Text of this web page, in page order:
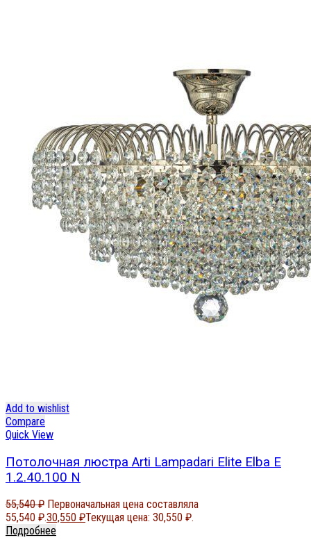
Add to wishlist
Compare
Quick View
Потолочная люстра Arti Lampadari Elite Elba E
1.2.40.100 N
55,540₽ Первоначальная цена составляла
55,540 ₽.30,550 ₽Текущая цена: 30,550 ₽.
Подробнее